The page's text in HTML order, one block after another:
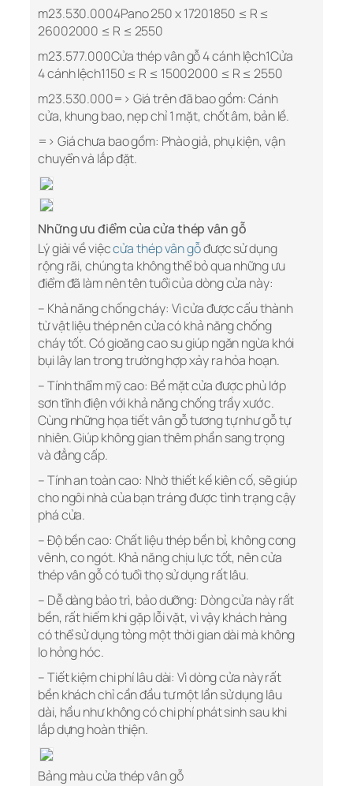
m23.530.0004Pano 250 x 17201850 ≤ R ≤
26002000 ≤ R ≤ 2550
m23.577.000Cửa thép vân gỗ 4 cánh lệch1Cửa
4 cánh lệch1150 ≤ R ≤ 15002000 ≤ R ≤ 2550
m23.530.000=> Giá trên đã bao gồm: Cánh
cửa, khung bao, nẹp chỉ 1 mặt, chốt âm, bản lề.
=> Giá chưa bao gồm: Phào giả, phụ kiện, vận
chuyển và lắp đặt.
Những ưu điểm của cửa thép vân gỗ
Lý giải về việccửa thép vân gỗđược sử dụng
rộng rãi, chúng ta không thể bỏ qua những ưu
điểm đã làm nên tên tuổi của dòng cửa này:
– Khả năng chống cháy: Vì cửa được cấu thành
từ vật liệu thép nên cửa có khả năng chống
cháy tốt. Có gioăng cao su giúp ngăn ngừa khói
bụi lây lan trong trường hợp xảy ra hỏa hoạn.
– Tính thẩm mỹ cao: Bề mặt cửa được phủ lớp
sơn tĩnh điện với khả năng chống trầy xước.
Cùng những họa tiết vân gỗ tương tự như gỗ tự
nhiên. Giúp không gian thêm phần sang trọng
và đẳng cấp.
– Tính an toàn cao: Nhờ thiết kế kiên cố, sẽ giúp
cho ngôi nhà của bạn tráng được tình trạng cậy
phá cửa.
– Độ bền cao: Chất liệu thép bền bỉ, không cong
vênh, co ngót. Khả năng chịu lực tốt, nên cửa
thép vân gỗ có tuổi thọ sử dụng rất lâu.
– Dễ dàng bảo trì, bảo dưỡng: Dòng cửa này rất
bền, rất hiếm khi gặp lỗi vặt, vì vậy khách hàng
có thể sử dụng tỏng một thời gian dài mà không
lo hỏng hóc.
– Tiết kiệm chi phí lâu dài: Vì dòng cửa này rất
bền khách chỉ cần đầu tư một lần sử dụng lâu
dài, hầu như không có chi phí phát sinh sau khi
lắp dựng hoàn thiện.
Bảng màu cửa thép vân gỗ